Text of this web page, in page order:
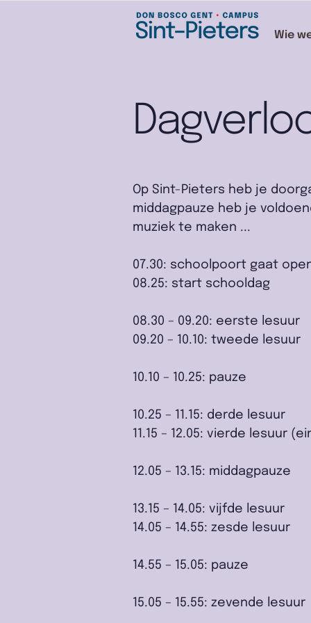
Wie
Op Sint-Pieters heb je
middagpauze heb je
muziek te maken ...
07.30: schoolpoort gaat
08.25: start schooldag
08.30 – 09.20: eerste lesuur
09.20 – 10.10: tweede lesuur
10.10 – 10.25: pauze
10.25 – 11.15: derde lesuur
11.15 – 12.05: vierde lesuur
12.05 – 13.15: middagpauze
13.15 – 14.05: vijfde lesuur
14.05 – 14.55: zesde lesuur
14.55 – 15.05: pauze
15.05 – 15.55: zevende lesuur